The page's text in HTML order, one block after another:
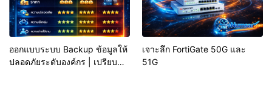
ออกแบบระบบ Backup ข้อมูลให้
ปลอดภัยระดับองค์กร | เปรียบ
เจาะลึก FortiGate 50G และ
51G